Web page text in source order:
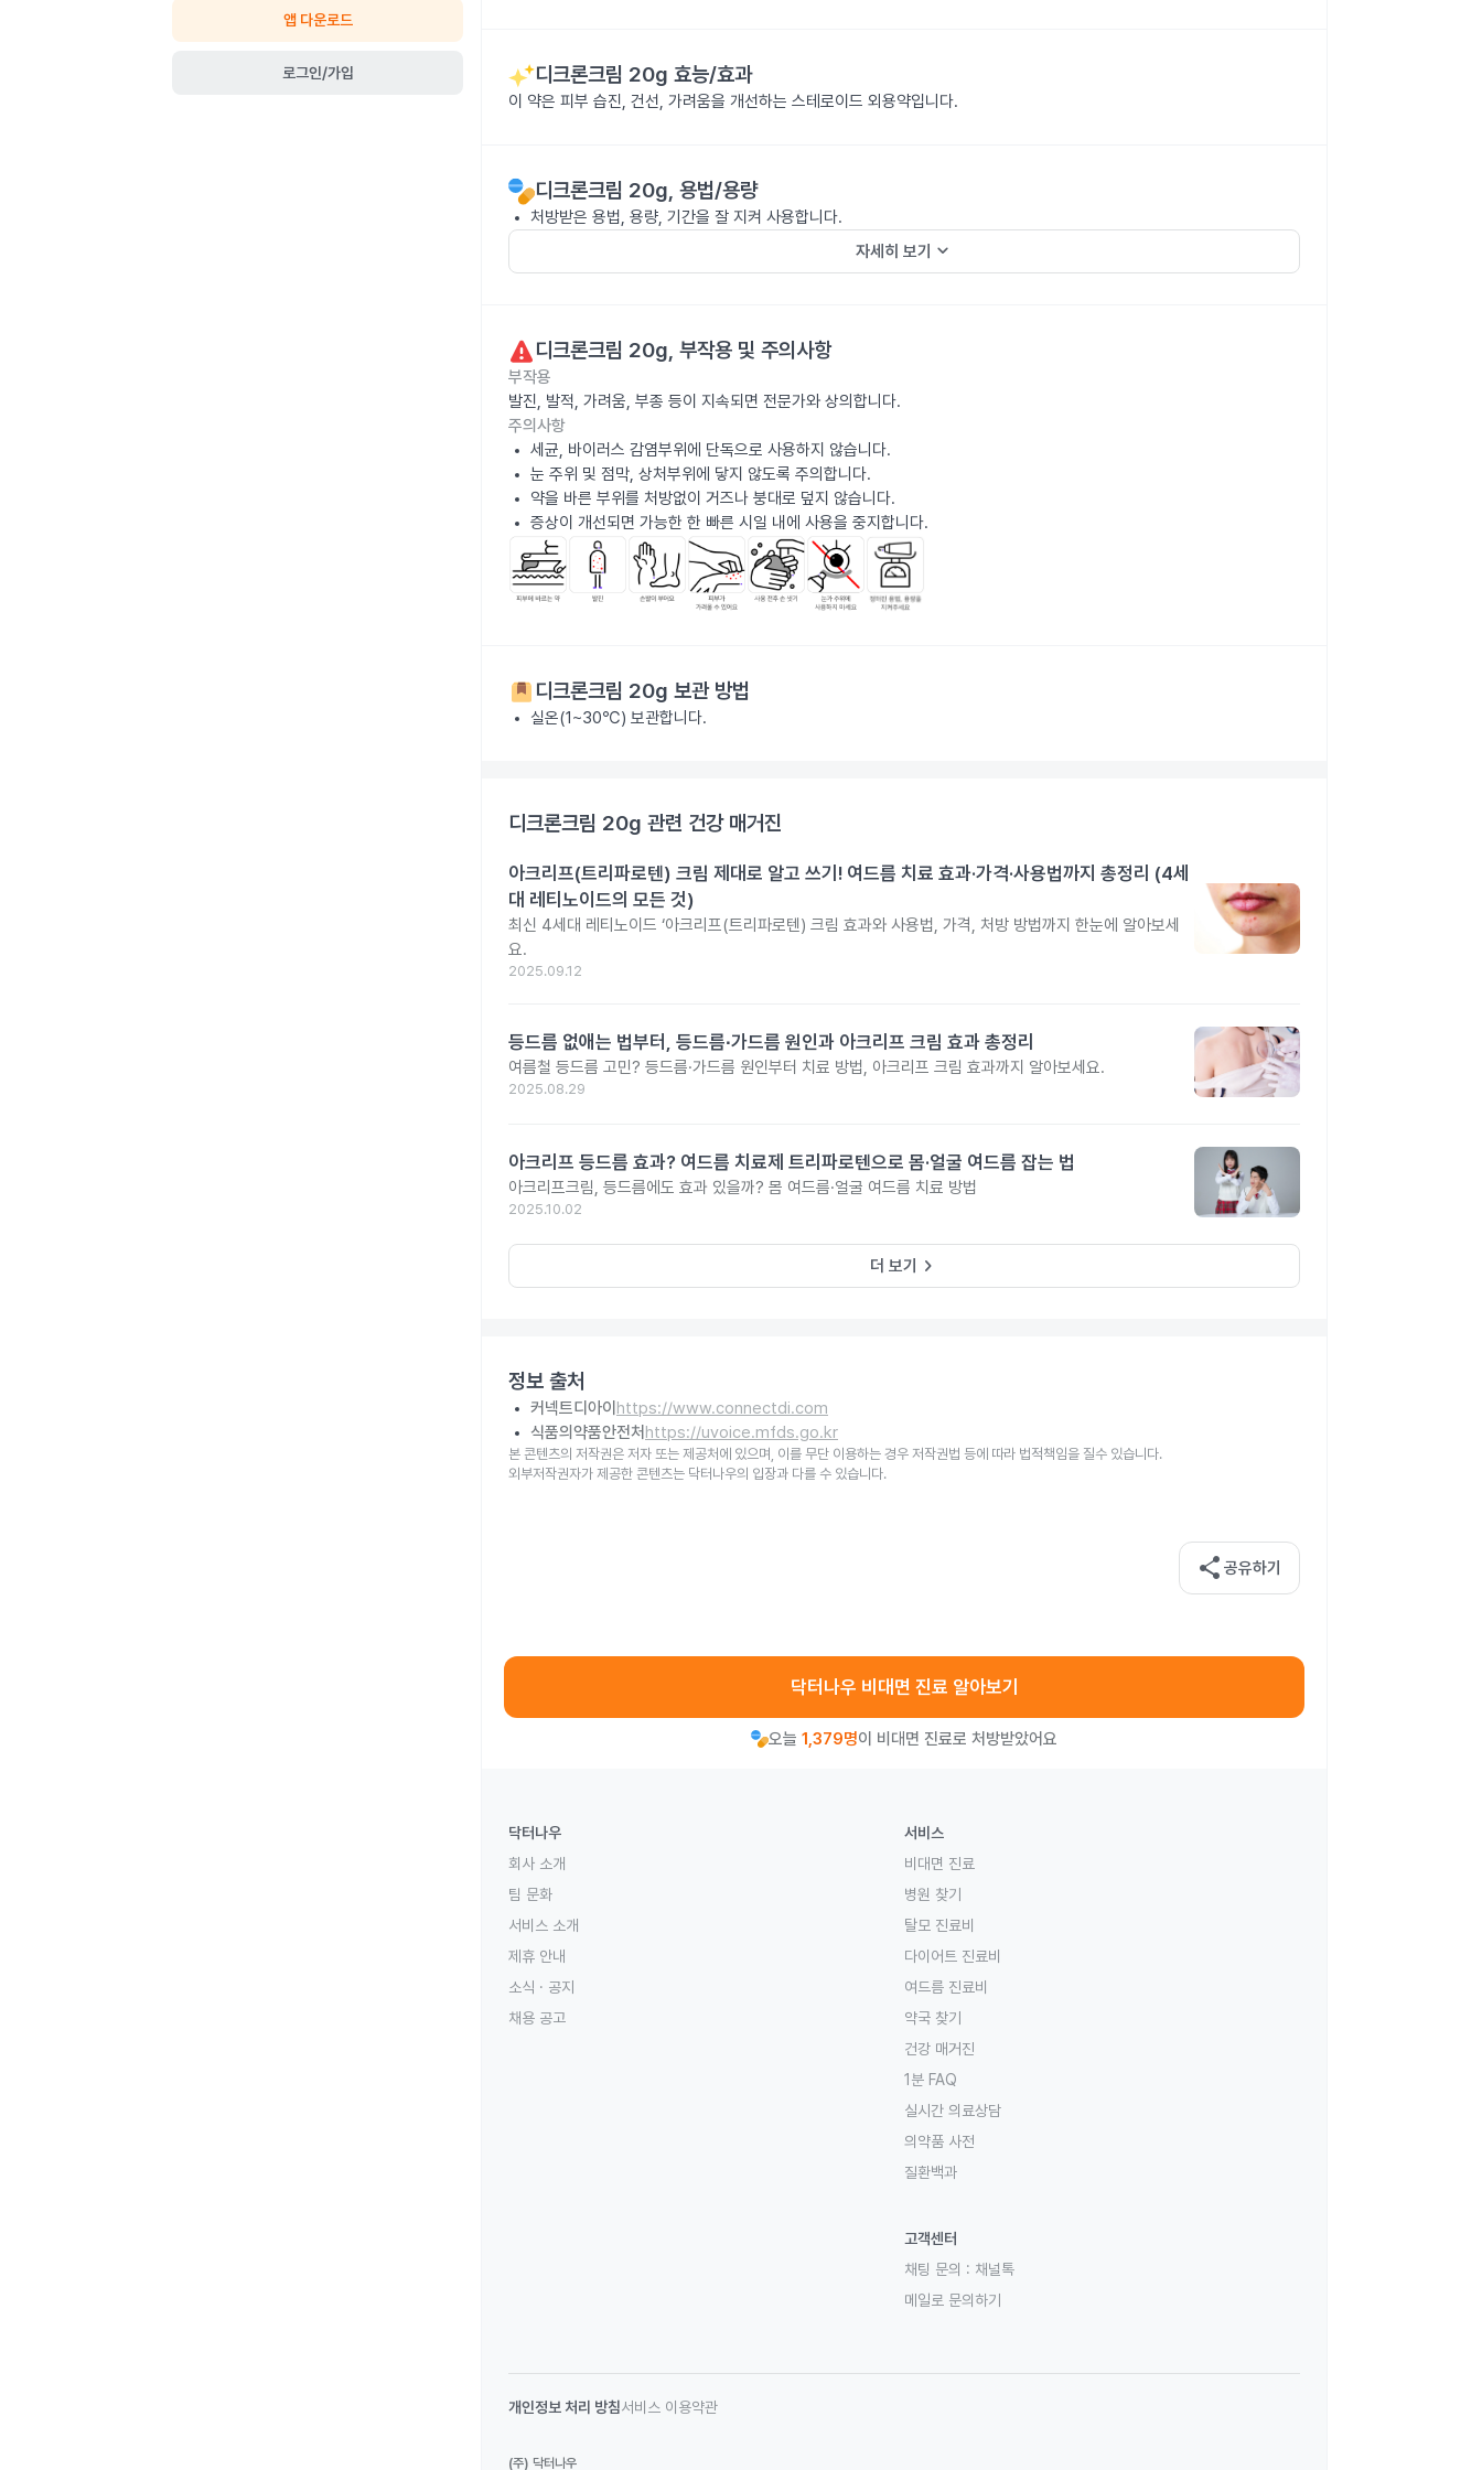
앱 다운로드
로그인/가입 디크론크림 20g 효능/효과
이 약은 피부 습진, 건선, 가려움을 개선하는 스테로이드 외용약입니다.
디크론크림 20g, 용법/용량
처방받은 용법, 용량, 기간을 잘 지켜 사용합니다.
자세히 보기 keyboard_arrow_down
디크론크림 20g, 부작용 및 주의사항
부작용
발진, 발적, 가려움, 부종 등이 지속되면 전문가와 상의합니다.
주의사항
세균, 바이러스 감염부위에 단독으로 사용하지 않습니다.
눈 주위 및 점막, 상처부위에 닿지 않도록 주의합니다.
약을 바른 부위를 처방없이 거즈나 붕대로 덮지 않습니다.
증상이 개선되면 가능한 한 빠른 시일 내에 사용을 중지합니다.
디크론크림 20g 보관 방법
실온(1~30℃) 보관합니다.
디크론크림 20g 관련 건강 매거진
아크리프(트리파로텐) 크림 제대로 알고 쓰기! 여드름 치료 효과·가격·사용법까지 총정리 (4세
대 레티노이드의 모든 것)
최신 4세대 레티노이드 ‘아크리프(트리파로텐) 크림 효과와 사용법, 가격, 처방 방법까지 한눈에 알아보세
요.
2025.09.12
등드름 없애는 법부터, 등드름∙가드름 원인과 아크리프 크림 효과 총정리
여름철 등드름 고민? 등드름·가드름 원인부터 치료 방법, 아크리프 크림 효과까지 알아보세요.
2025.08.29
아크리프 등드름 효과? 여드름 치료제 트리파로텐으로 몸·얼굴 여드름 잡는 법
아크리프크림, 등드름에도 효과 있을까? 몸 여드름·얼굴 여드름 치료 방법
2025.10.02
더 보기 keyboard_arrow_right
정보 출처
커넥트디아이 https://www.connectdi.com
식품의약품안전처 https://uvoice.mfds.go.kr
본 콘텐츠의 저작권은 저자 또는 제공처에 있으며, 이를 무단 이용하는 경우 저작권법 등에 따라 법적책임을 질수 있습니다.
외부저작권자가 제공한 콘텐츠는 닥터나우의 입장과 다를 수 있습니다.
share 공유하기
닥터나우 비대면 진료 알아보기
오늘 1,379명이 비대면 진료로 처방받았어요
닥터나우
회사 소개
팀 문화
서비스 소개
제휴 안내
소식 · 공지
채용 공고
서비스
비대면 진료
병원 찾기
탈모 진료비
다이어트 진료비
여드름 진료비
약국 찾기
건강 매거진
1분 FAQ
실시간 의료상담
의약품 사전
질환백과
고객센터
채팅 문의 : 채널톡
메일로 문의하기
개인정보 처리 방침서비스 이용약관
(주) 닥터나우